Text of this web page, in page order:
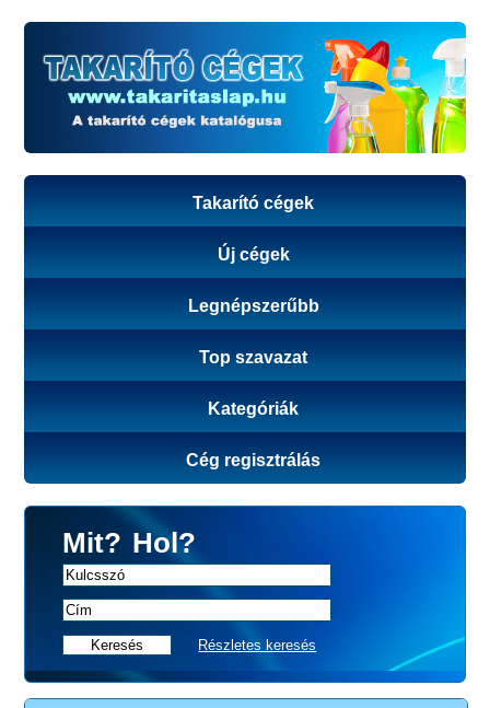
Takarító cégek
Új cégek
Legnépszerűbb
Top szavazat
Kategóriák
Cég regisztrálás
Mit? Hol?
Részletes keresés